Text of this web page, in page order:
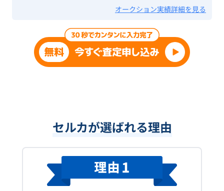
オークション実績詳細を見る
セルカが選ばれる理由